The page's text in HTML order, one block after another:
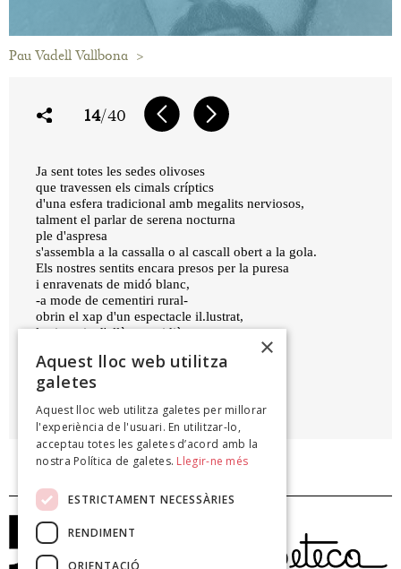
Pau Vadell Vallbona >
14/40
Ja sent totes les sedes olivoses
que travessen els cimals críptics
d'una esfera tradicional amb megalits nerviosos,
talment el parlar de serena nocturna
ple d'aspresa
s'assembla a la cassalla o al cascall obert a la gola.
Els nostres sentits encara presos per la puresa
i enravenats de midó blanc,
-a mode de cementiri rural-
obrin el xap d'un espectacle il.lustrat,
la sintonia d'allò quaotidià
El cos que habitam, 2006
×
Aquest lloc web utilitza
galetes
Aquest lloc web utilitza galetes per millorar
l'experiència de l'usuari. En utilitzar-lo,
acceptau totes les galetes d’acord amb la
nostra Política de galetes. Llegir-ne més
ESTRICTAMENT NECESSÀRIES
RENDIMENT
ORIENTACIÓ